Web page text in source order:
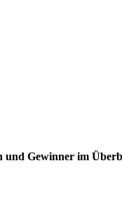
und Gewinner im